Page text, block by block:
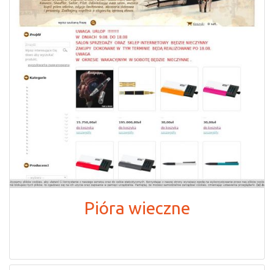
Pióra wieczne